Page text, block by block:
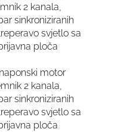
2 kanala,
sinkroniziranih
svjetlo sa
ploča
motor
2 kanala,
sinkroniziranih
svjetlo sa
ploča